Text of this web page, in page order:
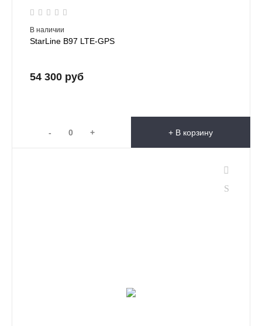
В наличии
StarLine B97 LTE-GPS
54 300 руб
- + + В корзину